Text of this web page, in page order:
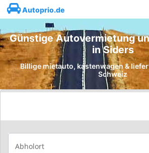
Autoprio.de
Günstige Autovermietung
in Siders
Billige mietauto, kastenwagen &
Schweiz
Abholort